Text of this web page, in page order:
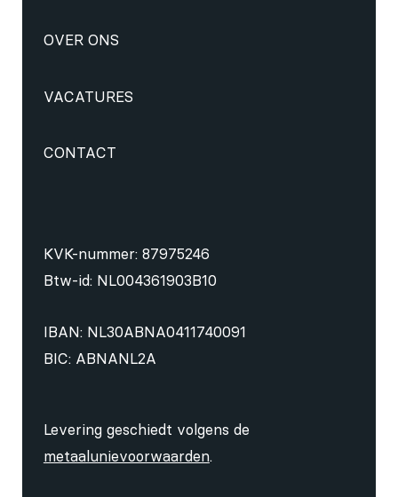
OVER ONS
VACATURES
CONTACT
KVK-nummer: 87975246
Btw-id: NL004361903B10
IBAN: NL30ABNA0411740091
BIC: ABNANL2A
Levering geschiedt volgens de
metaalunievoorwaarden.